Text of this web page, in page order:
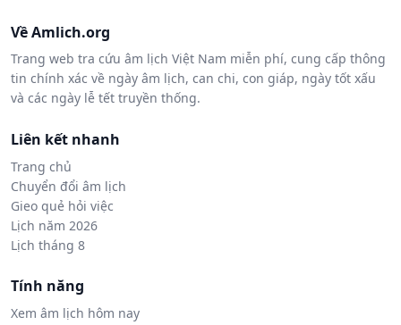
Về Amlich.org
Trang web tra cứu âm lịch Việt Nam miễn phí, cung cấp thông
tin chính xác về ngày âm lịch, can chi, con giáp, ngày tốt xấu
và các ngày lễ tết truyền thống.
Liên kết nhanh
Trang chủ
Chuyển đổi âm lịch
Gieo quẻ hỏi việc
Lịch năm 2026
Lịch tháng 8
Tính năng
Xem âm lịch hôm nay